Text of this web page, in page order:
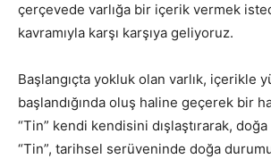
çerçevede varlığa bir içerik vermek
kavramıyla karşı karşıya geliyoruz.
Başlangıçta yokluk olan varlık, içerikle
başlandığında oluş haline geçerek bir
“Tin” kendi kendisini dışlaştırarak,
“Tin”, tarihsel serüveninde doğa